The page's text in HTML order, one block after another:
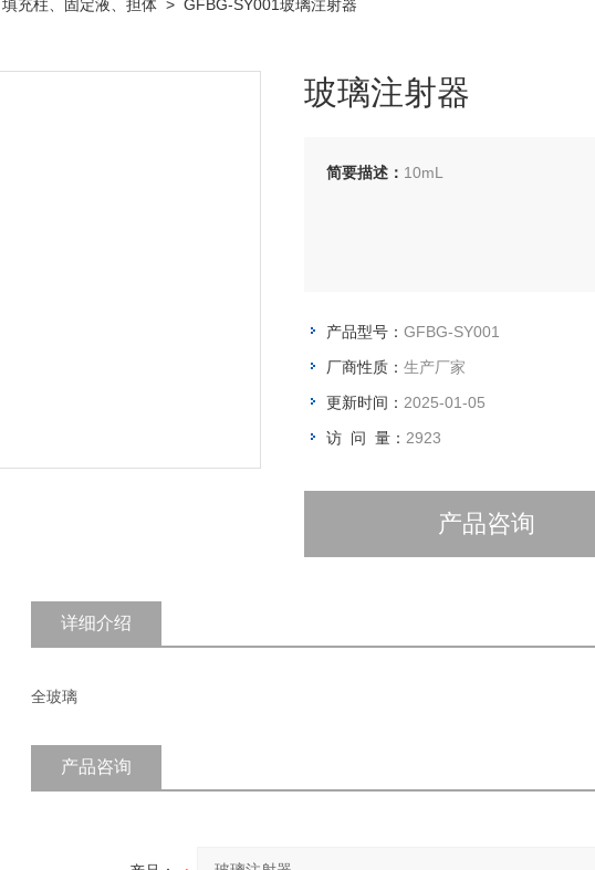
填充柱、固定液、担体 > GFBG-SY001玻璃注射器
玻璃注射器
简要描述： 10mL
产品型号： GFBG-SY001
厂商性质： 生产厂家
更新时间： 2025-01-05
访 问 量： 2923
产品咨询
详细介绍
全玻璃
产品咨询